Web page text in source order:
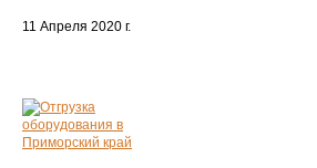
11 Апреля 2020 г.